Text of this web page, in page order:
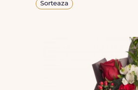
Sorteaza